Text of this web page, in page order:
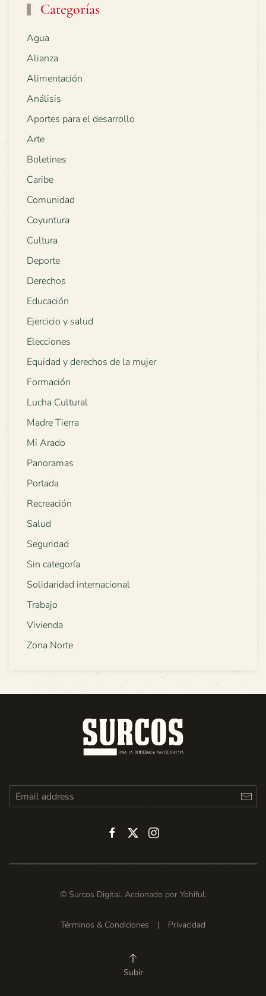
Categorías
Agua
Alianza
Alimentación
Análisis
Aportes para el desarrollo
Arte
Boletines
Caribe
Comunidad
Coyuntura
Cultura
Deporte
Derechos
Educación
Ejercicio y salud
Elecciones
Equidad y derechos de la mujer
Formación
Lucha Cultural
Madre Tierra
Mi Arado
Panoramas
Portada
Recreación
Salud
Seguridad
Sin categoría
Solidaridad internacional
Trabajo
Vivienda
Zona Norte
© Surcos Digital. Accionado por Yohiful.
Términos & Condiciones | Privacidad
Subir